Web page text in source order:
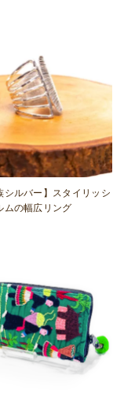
シルバー】スタイリッシ
ムの幅広リング